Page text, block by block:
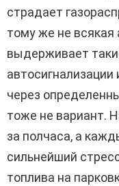
страдает
тому же не всякая
выдерживает
через
тоже не вариант.
за полчаса, а
сильнейший
топлива на